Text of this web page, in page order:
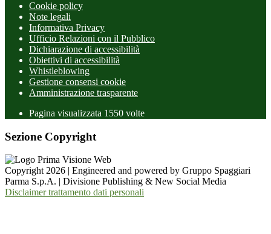
Cookie policy
Note legali
Informativa Privacy
Ufficio Relazioni con il Pubblico
Dichiarazione di accessibilità
Obiettivi di accessibilità
Whistleblowing
Gestione consensi cookie
Amministrazione trasparente
Pagina visualizzata 1550 volte
Sezione Copyright
Copyright 2026 | Engineered and powered by Gruppo Spaggiari
Parma S.p.A. | Divisione Publishing & New Social Media
Disclaimer trattamento dati personali